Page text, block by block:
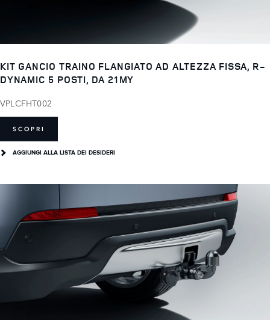
KIT GANCIO TRAINO FLANGIATO AD ALTEZZA FISSA, R-
DYNAMIC 5 POSTI, DA 21MY
VPLCFHT002
SCOPRI
AGGIUNGI ALLA LISTA DEI DESIDERI